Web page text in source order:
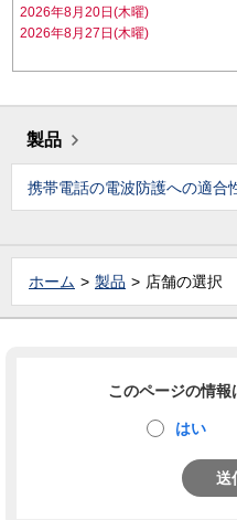
2026年8月20日(木曜)
2026年8月27日(木曜)
製品
携帯電話の電波防護への適合
ホーム 製品 店舗の選択
このページの情報
はい
送